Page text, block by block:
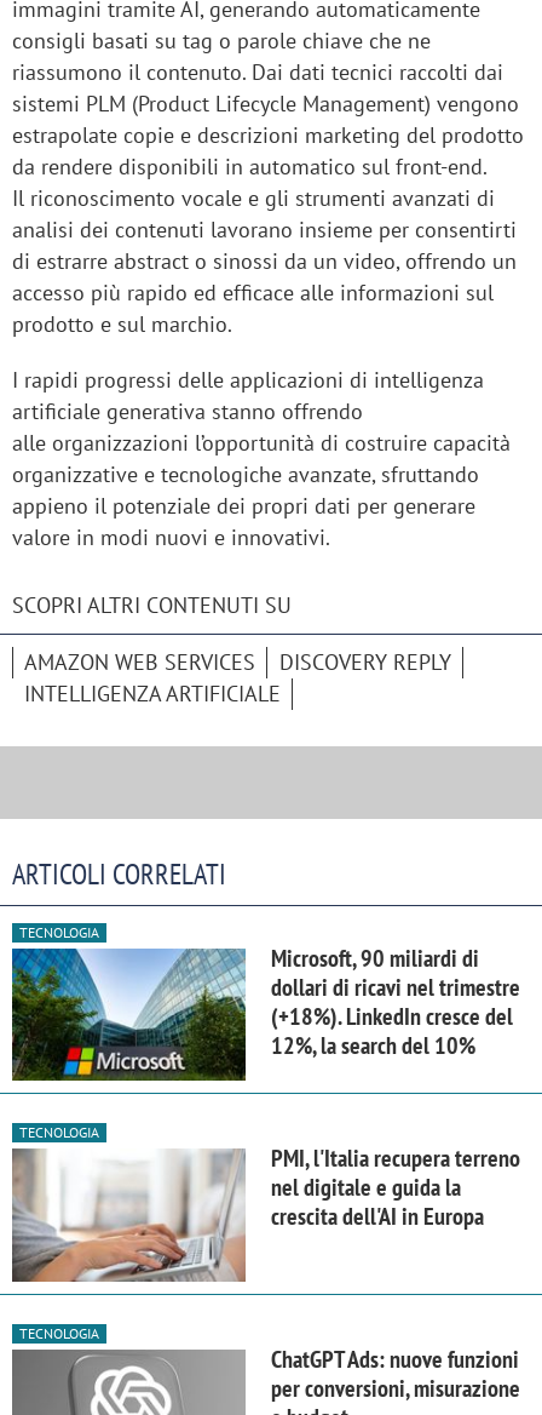
immagini tramite AI, generando automaticamente
consigli basati su tag o parole chiave che ne
riassumono il contenuto. Dai dati tecnici raccolti dai
sistemi PLM (Product Lifecycle Management) vengono
estrapolate copie e descrizioni marketing del prodotto
da rendere disponibili in automatico sul front-end.
Il riconoscimento vocale e gli strumenti avanzati di
analisi dei contenuti lavorano insieme per consentirti
di estrarre abstract o sinossi da un video, offrendo un
accesso più rapido ed efficace alle informazioni sul
prodotto e sul marchio.
I rapidi progressi delle applicazioni di intelligenza
artificiale generativa stanno offrendo
alle organizzazioni l’opportunità di costruire capacità
organizzative e tecnologiche avanzate, sfruttando
appieno il potenziale dei propri dati per generare
valore in modi nuovi e innovativi.
SCOPRI ALTRI CONTENUTI SU
AMAZON WEB SERVICES
DISCOVERY REPLY
INTELLIGENZA ARTIFICIALE
ARTICOLI CORRELATI
TECNOLOGIA
Microsoft, 90 miliardi di
dollari di ricavi nel trimestre
(+18%). LinkedIn cresce del
12%, la search del 10%
TECNOLOGIA
PMI, l'Italia recupera terreno
nel digitale e guida la
crescita dell'AI in Europa
TECNOLOGIA
ChatGPT Ads: nuove funzioni
per conversioni, misurazione